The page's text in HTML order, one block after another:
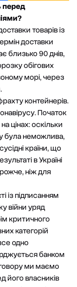
перед
товарів із
доставки
близько 90 днів,
обігових
морі, через
контейнерів.
Початок
цінах: оскільки
була неможлива,
країни, що
в Україні
ніж для
із підписанням
війни уряд
критичного
категорій
одно
банком
ми маємо
його власників